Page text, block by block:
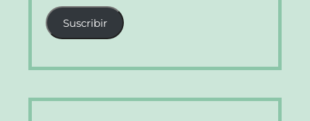
correo
electrónico
Suscribir